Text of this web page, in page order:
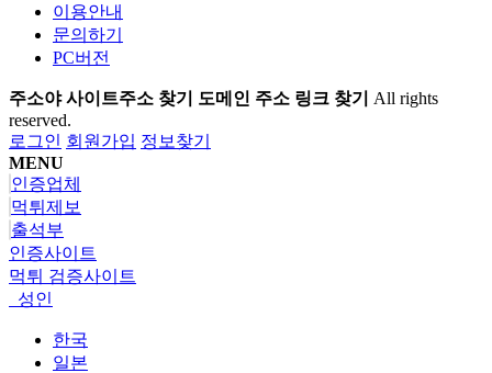
이용안내
문의하기
PC버전
주소야 사이트주소 찾기 도메인 주소 링크 찾기 All rights
reserved.
로그인 회원가입 정보찾기
MENU
인증업체
먹튀제보
출석부
인증사이트
먹튀 검증사이트
성인
한국
일본